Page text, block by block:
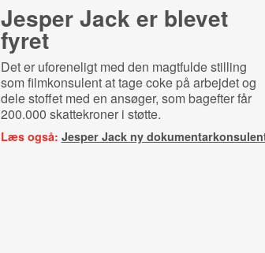
Jesper Jack er blevet
fyret
Det er uforeneligt med den magtfulde stilling
som filmkonsulent at tage coke på arbejdet og
dele stoffet med en ansøger, som bagefter får
200.000 skattekroner i støtte.
Læs også: Jesper Jack ny